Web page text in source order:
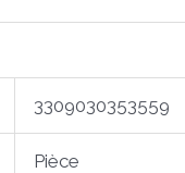
3309030353559
Pièce